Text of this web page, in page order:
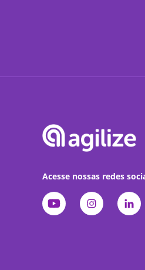
Acesse nossas redes